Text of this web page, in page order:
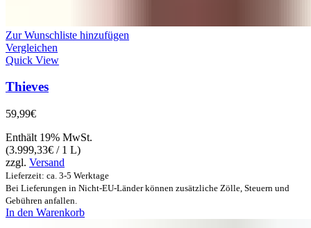
Zur Wunschliste hinzufügen
Vergleichen
Quick View
Thieves
59,99€
Enthält 19% MwSt.
(3.999,33€ / 1 L)
zzgl. Versand
Lieferzeit: ca. 3-5 Werktage
Bei Lieferungen in Nicht-EU-Länder können zusätzliche Zölle, Steuern und
Gebühren anfallen.
In den Warenkorb